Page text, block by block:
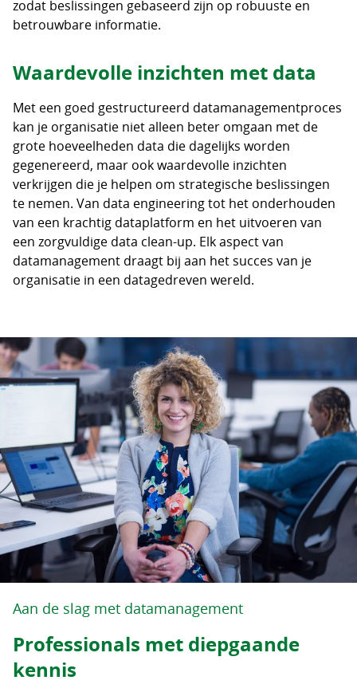
zodat beslissingen gebaseerd zijn op robuuste en
betrouwbare informatie.
Waardevolle inzichten met data
Met een goed gestructureerd datamanagementproces
kan je organisatie niet alleen beter omgaan met de
grote hoeveelheden data die dagelijks worden
gegenereerd, maar ook waardevolle inzichten
verkrijgen die je helpen om strategische beslissingen
te nemen. Van data engineering tot het onderhouden
van een krachtig dataplatform en het uitvoeren van
een zorgvuldige data clean-up. Elk aspect van
datamanagement draagt bij aan het succes van je
organisatie in een datagedreven wereld.
Aan de slag met datamanagement
Professionals met diepgaande
kennis